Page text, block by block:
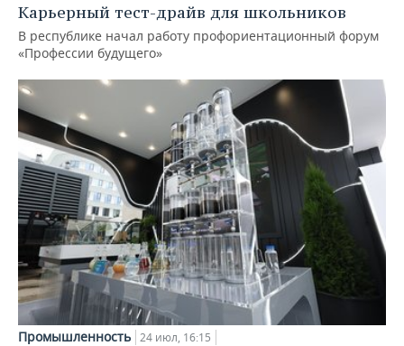
Карьерный тест-драйв для школьников
В республике начал работу профориентационный форум
«Профессии будущего»
Промышленность 24 июл, 16:15